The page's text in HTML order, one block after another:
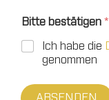
Bitte bestätigen *
Ich habe die
genommen